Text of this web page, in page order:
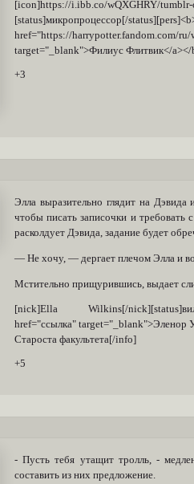
[icon]https://i.ibb.co/
[status]микропроцессор[/
href="https://harrypotter.fandom.com/
target="_blank">Филиус Флитвик</a></
+3
Элла выразительно глядит на
чтобы писать записочки и требовать
расколдует Дэвида, задание будет
— Не хочу, — дергает плечом Элла и
Мстительно прищурившись, выдает
[nick]Ella Wilkins[/
href="ссылка" target="_blank">Эленор
Староста факультета[/info]
+5
- Пусть тебя утащит тролль, -
составить из них предложение.